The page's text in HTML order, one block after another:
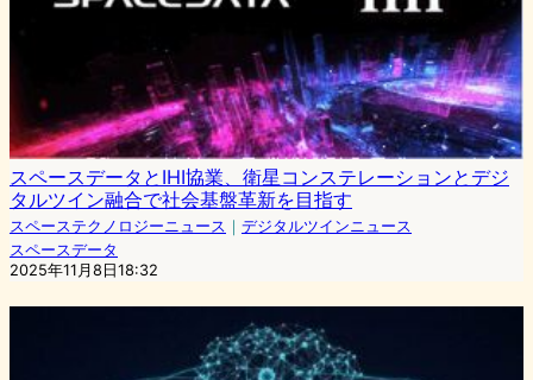
スペースデータとIHI協業、衛星コンステレーションとデジ
タルツイン融合で社会基盤革新を目指す
スペーステクノロジーニュース ｜ デジタルツインニュース
スペースデータ
2025年11月8日18:32